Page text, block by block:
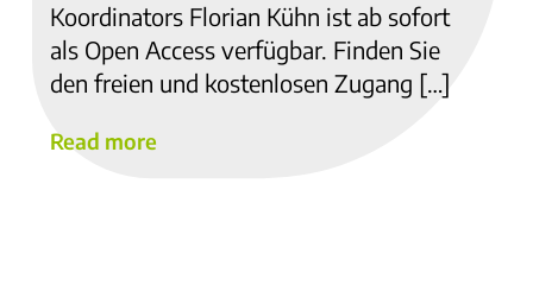
Koordinators Florian Kühn ist ab sofort
als Open Access verfügbar. Finden Sie
den freien und kostenlosen Zugang […]
Read more